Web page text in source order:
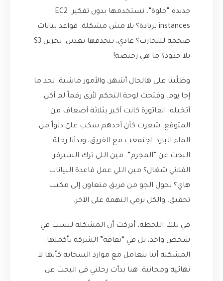
جديدة “حلوة”، نستخدمها بدون تفكير. EC2
instances بزيادة؟ يلا مش مشكلة. قواعد بيانات
ضخمة للتجارب؟ عادي، بنحذفها بعدين. تخزين S3
بلا حدود؟ ما هي رخيصة!
وظلّينا على هالحال أشهر، والأمور ماشية. لحد ما
إجا يوم، وفتحت لوحة التحكم لأرى رقماً لم أكن
أتخيله. الفاتورة كانت أكبر بثلاثة أضعاف من
المتوقع. شعرت كأن أحدهم سكب عليّ دلواً من
الماء البارد. اجتمعت مع الفريق، وبدأنا رحلة
البحث عن “المجرم”. مين اللي ترك السيرفر
الفلاني شغال؟ مين اللي عمل قاعدة البيانات
هاي؟ تحول الجو من فريق متعاون إلى مكتب
تحقيق، والكل يرمي التهمة على الآخر.
في تلك اللحظة، أدركت أن المشكلة ليست في
شخص واحد، بل في “ثقافة” الشركة بأكملها.
المشكلة أننا نتعامل مع موارد السحابة كأنها لا
نهائية ومجانية. هنا بدأت رحلتي في البحث عن